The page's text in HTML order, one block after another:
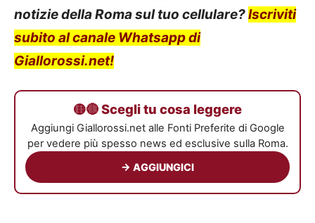
notizie della Roma sul tuo cellulare?Iscriviti
subito al canale Whatsapp di
Giallorossi.net!
🟡🔴 Scegli tu cosa leggere
Aggiungi Giallorossi.net alle Fonti Preferite di Google
per vedere più spesso news ed esclusive sulla Roma.
→ AGGIUNGICI